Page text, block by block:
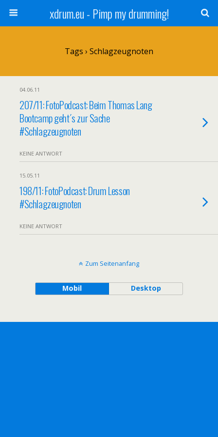
xdrum.eu - Pimp my drumming!
Tags › Schlagzeugnoten
04.06.11
207/11: FotoPodcast: Beim Thomas Lang
Bootcamp geht´s zur Sache
#Schlagzeugnoten
KEINE ANTWORT
15.05.11
198/11: FotoPodcast: Drum Lesson
#Schlagzeugnoten
KEINE ANTWORT
Zum Seitenanfang
Mobil Desktop